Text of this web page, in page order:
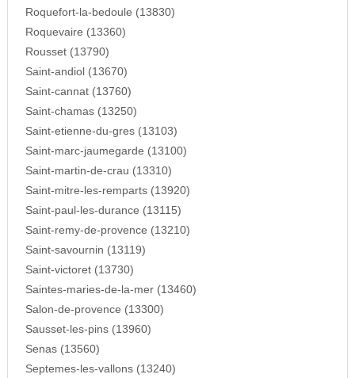
Roquefort-la-bedoule (13830)
Roquevaire (13360)
Rousset (13790)
Saint-andiol (13670)
Saint-cannat (13760)
Saint-chamas (13250)
Saint-etienne-du-gres (13103)
Saint-marc-jaumegarde (13100)
Saint-martin-de-crau (13310)
Saint-mitre-les-remparts (13920)
Saint-paul-les-durance (13115)
Saint-remy-de-provence (13210)
Saint-savournin (13119)
Saint-victoret (13730)
Saintes-maries-de-la-mer (13460)
Salon-de-provence (13300)
Sausset-les-pins (13960)
Senas (13560)
Septemes-les-vallons (13240)